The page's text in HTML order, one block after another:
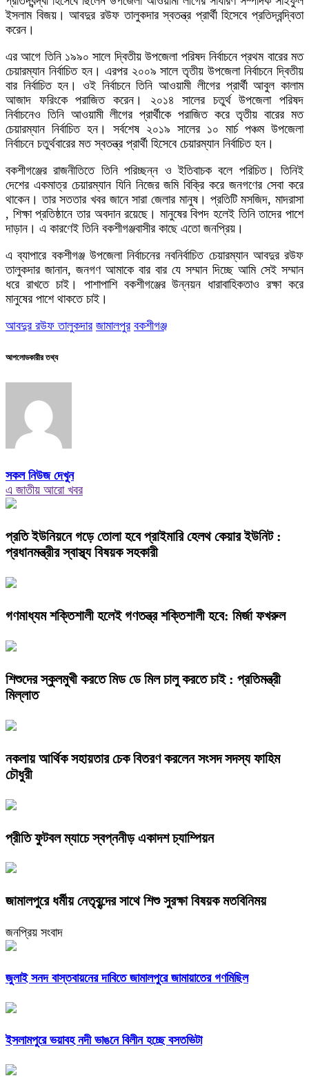
ইসলাম বিজয়। আবদুর রউফ তালুকদার স্বতন্ত্র প্রার্থী হিসেবে প্রতিদ্বন্দ্বিতা
করেন।
এর আগে তিনি ১৯৯০ সালে দ্বিতীয় উপজেলা পরিষদ নির্বাচনে প্রথম বারের মত
চেয়ারম্যান নির্বাচিত হন। এরপর ২০০৯ সালে তৃতীয় উপজেলা নির্বাচনে দ্বিতীয়
বার নির্বাচিত হন। ওই নির্বাচনে তিনি আওয়ামী লীগের প্রার্থী আবুল কালাম
আজাদ ফরিংকে পরাজিত করেন। ২০১৪ সালের চতুর্থ উপজেলা পরিষদ
নির্বাচনেও তিনি আওয়ামী লীগের প্রার্থীকে পরাজিত করে তৃতীয় বারের মত
চেয়ারম্যান নির্বাচিত হন। সর্বশেষ ২০১৯ সালের ১০ মার্চ পঞ্চম উপজেলা
নির্বাচনে চতুর্থবারের মত স্বতন্ত্র প্রার্থী হিসেবে চেয়ারম্যান নির্বাচিত হন।
বকশীগঞ্জের রাজনীতিতে তিনি পরিচ্ছন্ন ও ইতিবাচক বলে পরিচিত। তিনিই
দেশের একমাত্র চেয়ারম্যান যিনি নিজের জমি বিক্রি করে জনগণের সেবা করে
থাকেন। তার সততার খবর জানে সারা জেলার মানুষ। প্রতিটি মসজিদ, মাদরাসা
, শিক্ষা প্রতিষ্ঠানে তার অবদান রয়েছে। মানুষের বিপদ হলেই তিনি তাদের পাশে
দাড়ান। এ কারণেই তিনি বকশীগঞ্জবাসীর কাছে এতো জনপ্রিয়।
এ ব্যাপারে বকশীগঞ্জ উপজেলা নির্বাচনের নবনির্বাচিত চেয়ারম্যান আবদুর রউফ
তালুকদার জানান, জনগণ আমাকে বার বার যে সম্মান দিচ্ছে আমি সেই সম্মান
ধরে রাখতে চাই। পাশাপাশি বকশীগঞ্জের উন্নয়ন ধারাবাহিকতাও রক্ষা করে
মানুষের পাশে থাকতে চাই।
আবদুর রউফ তালুকদার জামালপুর বকশীগঞ্জ
আপলোডকারীর তথ্য
সকল নিউজ দেখুন
এ জাতীয় আরো খবর
প্রতি ইউনিয়নে গড়ে তোলা হবে প্রাইমারি হেলথ কেয়ার ইউনিট :
প্রধানমন্ত্রীর স্বাস্থ্য বিষয়ক সহকারী
গণমাধ্যম শক্তিশালী হলেই গণতন্ত্র শক্তিশালী হবে: মির্জা ফখরুল
শিশুদের স্কুলমুখী করতে মিড ডে মিল চালু করতে চাই : প্রতিমন্ত্রী
মিল্লাত
নকলায় আর্থিক সহায়তার চেক বিতরণ করলেন সংসদ সদস্য ফাহিম
চৌধুরী
প্রীতি ফুটবল ম্যাচে স্বপ্ননীড় একাদশ চ্যাম্পিয়ন
জামালপুরে ধর্মীয় নেতৃবৃন্দের সাথে শিশু সুরক্ষা বিষয়ক মতবিনিময়
জনপ্রিয় সংবাদ
জুলাই সনদ বাস্তবায়নের দাবিতে জামালপুরে জামায়াতের গণমিছিল
ইসলামপুরে ভয়াবহ নদী ভাঙনে বিলীন হচ্ছে বসতভিটা